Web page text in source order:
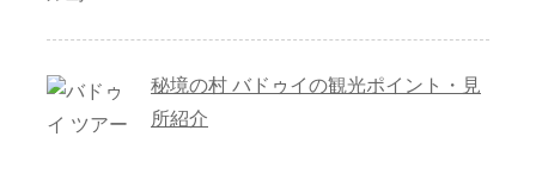
秘境の村 バドゥイの観光ポイント・見
所紹介